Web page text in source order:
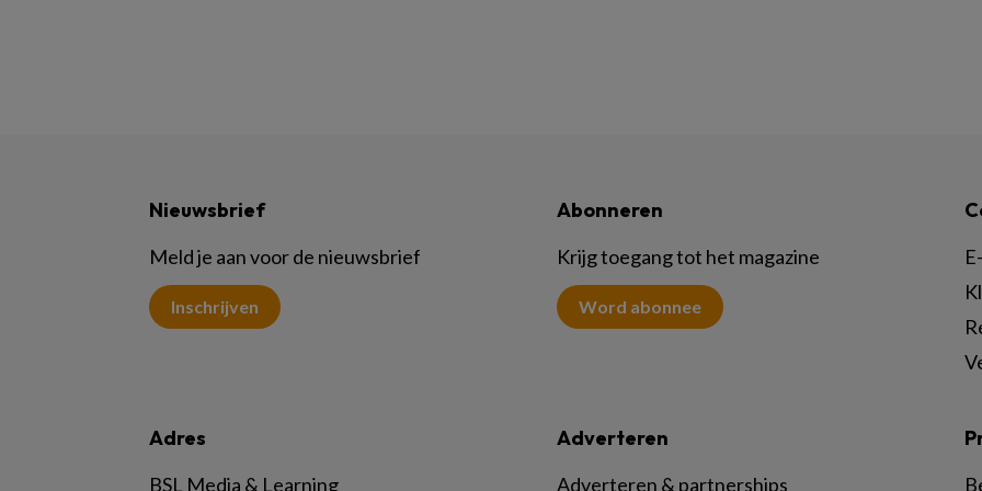
Nieuwsbrief
Meld je aan voor de nieuwsbrief
Inschrijven
Abonneren
Krijg toegang tot het magazine
Word abonnee
Adres
BSL Media & Learning
Adverteren
Adverteren & partnerships